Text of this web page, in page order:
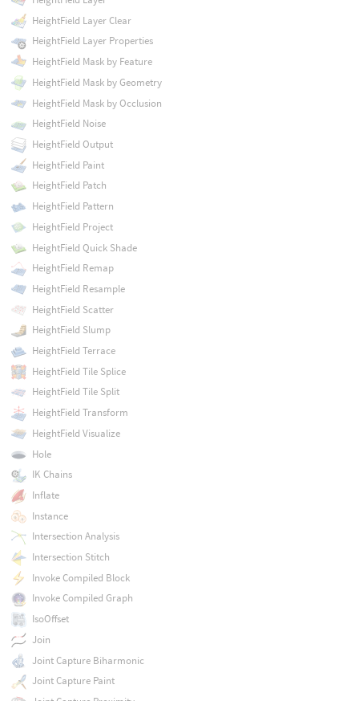
HeightField Layer Clear
HeightField Layer Properties
HeightField Mask by Feature
HeightField Mask by Geometry
HeightField Mask by Occlusion
HeightField Noise
HeightField Output
HeightField Paint
HeightField Patch
HeightField Pattern
HeightField Project
HeightField Quick Shade
HeightField Remap
HeightField Resample
HeightField Scatter
HeightField Slump
HeightField Terrace
HeightField Tile Splice
HeightField Tile Split
HeightField Transform
HeightField Visualize
Hole
IK Chains
Inflate
Instance
Intersection Analysis
Intersection Stitch
Invoke Compiled Block
Invoke Compiled Graph
IsoOffset
Join
Joint Capture Biharmonic
Joint Capture Paint